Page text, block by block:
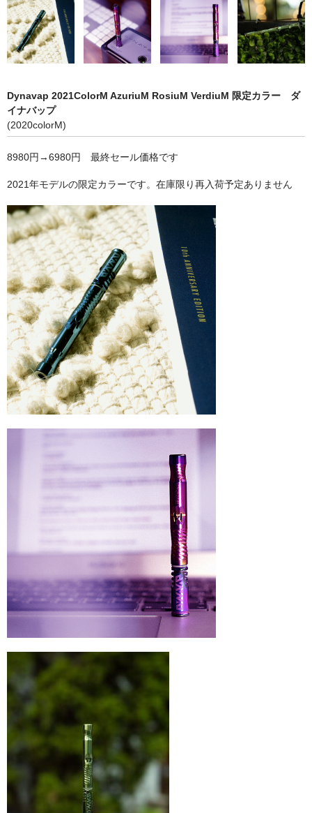
シーシャ
Hookahs
НА ГРАНИ (NA GRANI)
SHISHABUCKS
dschinni
Oduman
Kaloud
Khalil Mamoon
VZ
RF
NOMAD
Mamay Custom
MEXANIKA
ボウル(ハガル）
シーシャフレーバー
ChillCloud(チルクラウド）
オデュマン
Social Smoke
Eternal Smoke
Starbuzz
FML
FUMARI
Ugly
Dynavap 2021ColorM AzuriuM RosiuM VerdiuM 限定カラー ダ
イナバップ
(2020colorM)
8980円→6980円 最終セール価格です
2021年モデルの限定カラーです。在庫限り再入荷予定ありません